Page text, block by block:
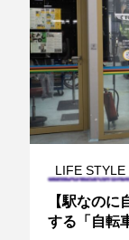
LIFE STYLE
【駅なの
する「自転